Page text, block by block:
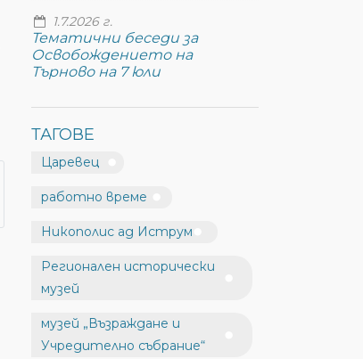
1.7.2026 г.
Тематични беседи за
Освобождението на
Търново на 7 юли
ТАГОВЕ
Царевец
работно време
Никополис ад Иструм
Регионален исторически
музей
музей „Възраждане и
Учредително събрание“